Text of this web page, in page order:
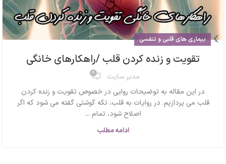
بیماری های قلبی و تنفسی
تقویت و زنده کردن قلب /راهکارهای خانگی
مدیر سایت 8
در این مقاله به توضیحات روایی در خصوص تقویت و زنده کردن
قلب می پردازیم. در روایات به قلب، تکه گوشتی گفته می شود که اگر
اصلاح شود، تمام ...
ادامه مطلب